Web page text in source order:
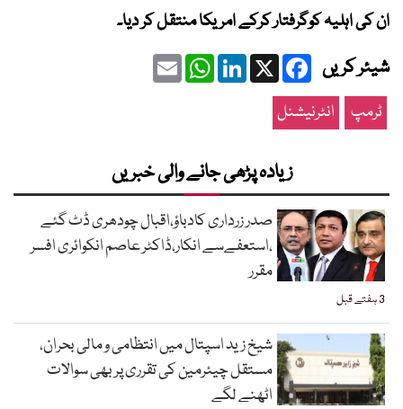
ان کی اہلیہ کوگرفتار کرکے امریکا منتقل کر دیا۔
شیئر کریں Facebook
X
LinkedIn
WhatsApp
Email
ٹرمپ انٹرنیشنل
زیادہ پڑھی جانے والی خبریں
3 ہفتے قبل
صدر زرداری کادباؤ،اقبال چودھری ڈٹ گئے
،استعفےسے انکار،ڈاکٹر عاصم انکوائری افسر
مقرر
شیخ زید اسپتال میں انتظامی و مالی بحران،
مستقل چیئرمین کی تقرری پر بھی سوالات
اٹھنے لگے